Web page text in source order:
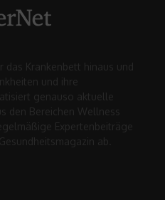
das Krankenbett hinaus und
und ihre
genauso aktuelle
den Bereichen Wellness
Expertenbeiträge
ab.